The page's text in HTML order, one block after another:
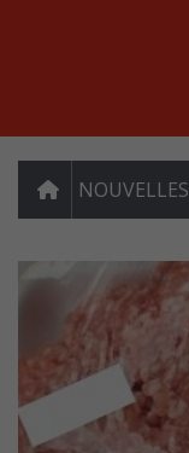
NOUVELLES